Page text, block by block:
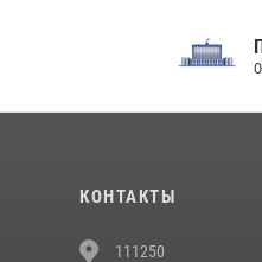
Официальный
КОНТАКТЫ
111250